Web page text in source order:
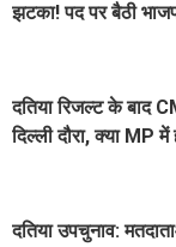
झटका! पद पर बैठी
दतिया रिजल्ट के बाद
दिल्ली दौरा, क्या MP में
दतिया उपचुनाव: